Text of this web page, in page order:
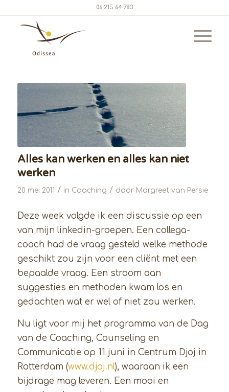
06 215 64 783
Alles kan werken en alles kan niet
werken
20 mei 2011 / in Coaching / door Margreet van Persie
Deze week volgde ik een discussie op een
van mijn linkedin-groepen. Een collega-
coach had de vraag gesteld welke methode
geschikt zou zijn voor een cliënt met een
bepaalde vraag. Een stroom aan
suggesties en methoden kwam los en
gedachten wat er wel of niet zou werken.
Nu ligt voor mij het programma van de Dag
van de Coaching, Counseling en
Communicatie op 11 juni in Centrum Djoj in
Rotterdam (www.djoj.nl), waaraan ik een
bijdrage mag leveren. Een mooi en